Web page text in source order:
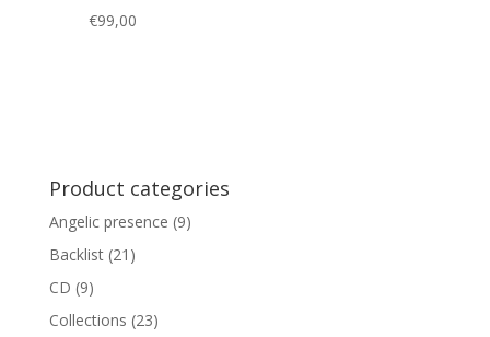
€99,00
Product categories
Angelic presence (9)
Backlist (21)
CD (9)
Collections (23)